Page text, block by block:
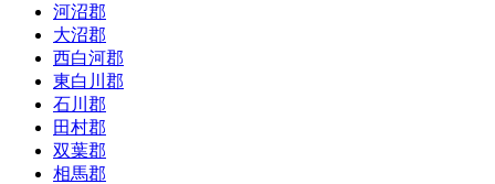
河沼郡
大沼郡
西白河郡
東白川郡
石川郡
田村郡
双葉郡
相馬郡